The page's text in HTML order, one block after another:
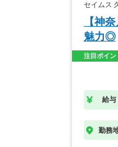
セイムス
【神
魅力◎
注目ポイン
給与
勤務